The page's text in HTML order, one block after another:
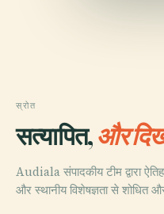
स्रोत
सत्यापित,और
Audiala संपादकीय टीम द्वारा
और स्थानीय विशेषज्ञता से शोधित